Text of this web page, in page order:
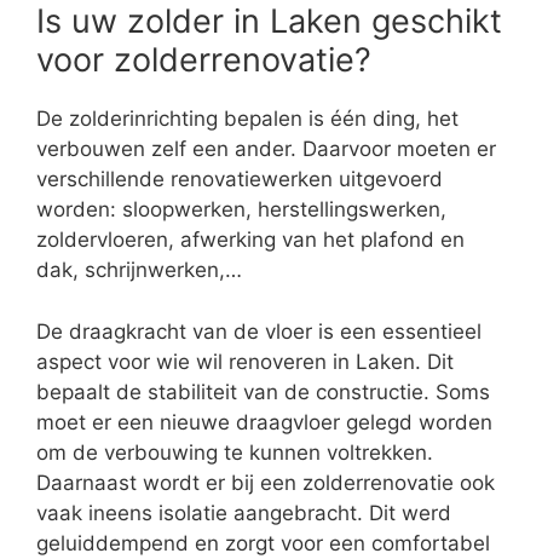
Is uw zolder in Laken geschikt
voor zolderrenovatie?
De zolderinrichting bepalen is één ding, het
verbouwen zelf een ander. Daarvoor moeten er
verschillende renovatiewerken uitgevoerd
worden: sloopwerken, herstellingswerken,
zoldervloeren, afwerking van het plafond en
dak, schrijnwerken,…
De draagkracht van de vloer is een essentieel
aspect voor wie wil renoveren in Laken. Dit
bepaalt de stabiliteit van de constructie. Soms
moet er een nieuwe draagvloer gelegd worden
om de verbouwing te kunnen voltrekken.
Daarnaast wordt er bij een zolderrenovatie ook
vaak ineens isolatie aangebracht. Dit werd
geluiddempend en zorgt voor een comfortabel